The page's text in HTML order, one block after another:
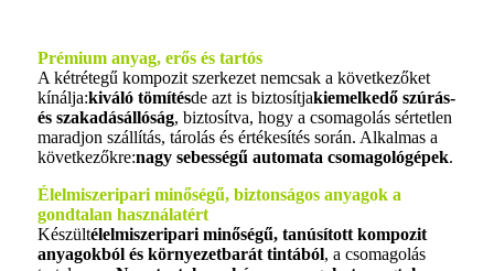
Prémium anyag, erős és tartós
A kétrétegű kompozit szerkezet nemcsak a következőket
kínálja:kiváló tömítésde azt is biztosítjakiemelkedő szúrás-
és szakadásállóság, biztosítva, hogy a csomagolás sértetlen
maradjon szállítás, tárolás és értékesítés során. Alkalmas a
következőkre:nagy sebességű automata csomagológépek.
Élelmiszeripari minőségű, biztonságos anyagok a
gondtalan használatért
Készültélelmiszeripari minőségű, tanúsított kompozit
anyagokból és környezetbarát tintából, a csomagolás